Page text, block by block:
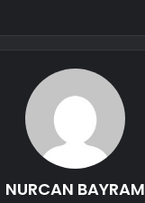
NURCAN BAYRAM